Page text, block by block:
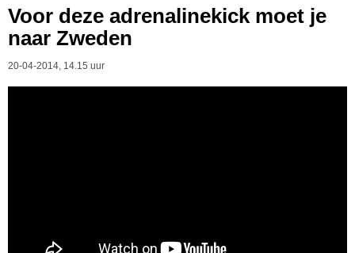
Voor deze adrenalinekick moet je
naar Zweden
20-04-2014, 14.15 uur